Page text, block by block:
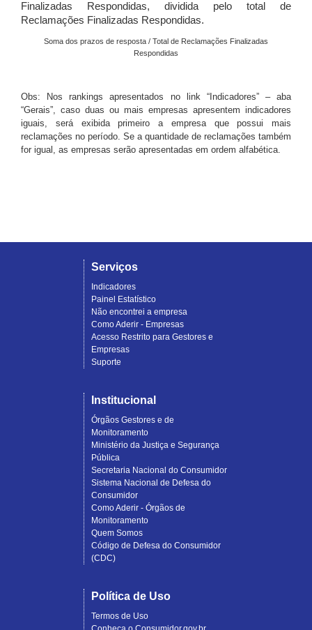
Finalizadas Respondidas, dividida pelo total de
Reclamações Finalizadas Respondidas.
Soma dos prazos de resposta / Total de Reclamações Finalizadas
Respondidas
Obs: Nos rankings apresentados no link “Indicadores” – aba
“Gerais”, caso duas ou mais empresas apresentem indicadores
iguais, será exibida primeiro a empresa que possui mais
reclamações no período. Se a quantidade de reclamações também
for igual, as empresas serão apresentadas em ordem alfabética.
Serviços
Indicadores
Painel Estatístico
Não encontrei a empresa
Como Aderir - Empresas
Acesso Restrito para Gestores e
Empresas
Suporte
Institucional
Órgãos Gestores e de
Monitoramento
Ministério da Justiça e Segurança
Pública
Secretaria Nacional do Consumidor
Sistema Nacional de Defesa do
Consumidor
Como Aderir - Órgãos de
Monitoramento
Quem Somos
Código de Defesa do Consumidor
(CDC)
Política de Uso
Termos de Uso